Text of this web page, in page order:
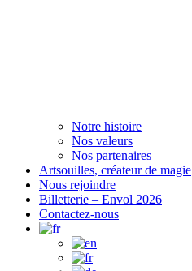
Notre histoire
Nos valeurs
Nos partenaires
Artsouilles, créateur de magie
Nous rejoindre
Billetterie – Envol 2026
Contactez-nous